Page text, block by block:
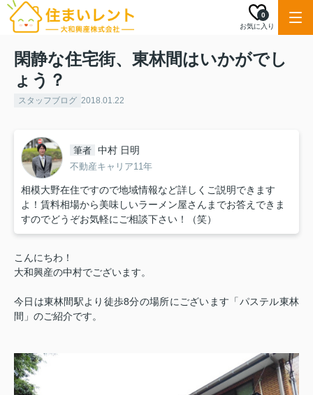
お気に入り
0
閑静な住宅街、東林間はいかがでし
ょう？
スタッフブログ 2018.01.22
筆者 中村 日明
不動産キャリア11年
相模大野在住ですので地域情報など詳しくご説明できます
よ！賃料相場から美味しいラーメン屋さんまでお答えできま
すのでどうぞお気軽にご相談下さい！（笑）
こんにちわ！
大和興産の中村でございます。
今日は東林間駅より徒歩8分の場所にございます「パステル東林
間」のご紹介です。